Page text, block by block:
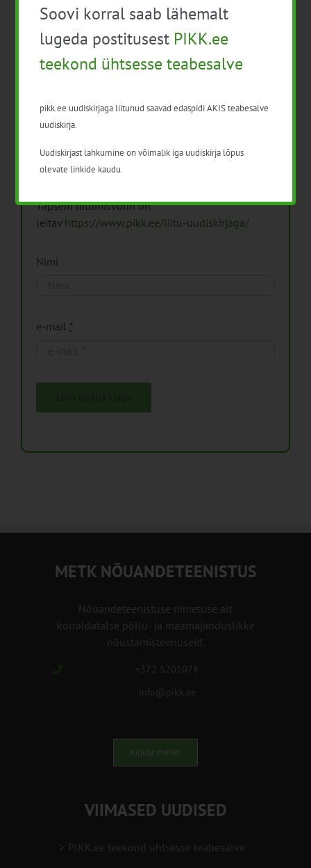
Pikk.ee uudiskirjaga liitumine.
Isikuandmeid töötleme vastavalt
Isikuandmete
Täpsem liitumisvorm on
leitav https://www.pikk.ee/liitu-uudiskirjaga/
Nimi
e-mail *
METK NÕUANDETEENISTUS
Nõuandeteenistuse nimetuse alt
korraldatalse põllu- ja maamajanduslikke
nõustamisteenuseid.
+372 5201078
info@pikk.ee
Kirjuta meile!
VIIMASED UUDISED
PIKK.ee teekond ühtsesse teabesalve
Soovi korral saab lähemalt
lugeda postitusest PIKK.ee
teekond ühtsesse teabesalve
pikk.ee uudiskirjaga liitunud saavad edaspidi AKIS teabesalve
uudiskirja.
Uudiskirjast lahkumine on võimalik iga uudiskirja lõpus
olevate linkide kaudu.